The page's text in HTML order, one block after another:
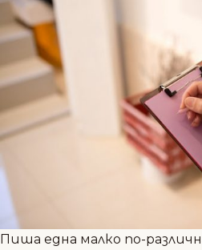
Пиша една малко по-